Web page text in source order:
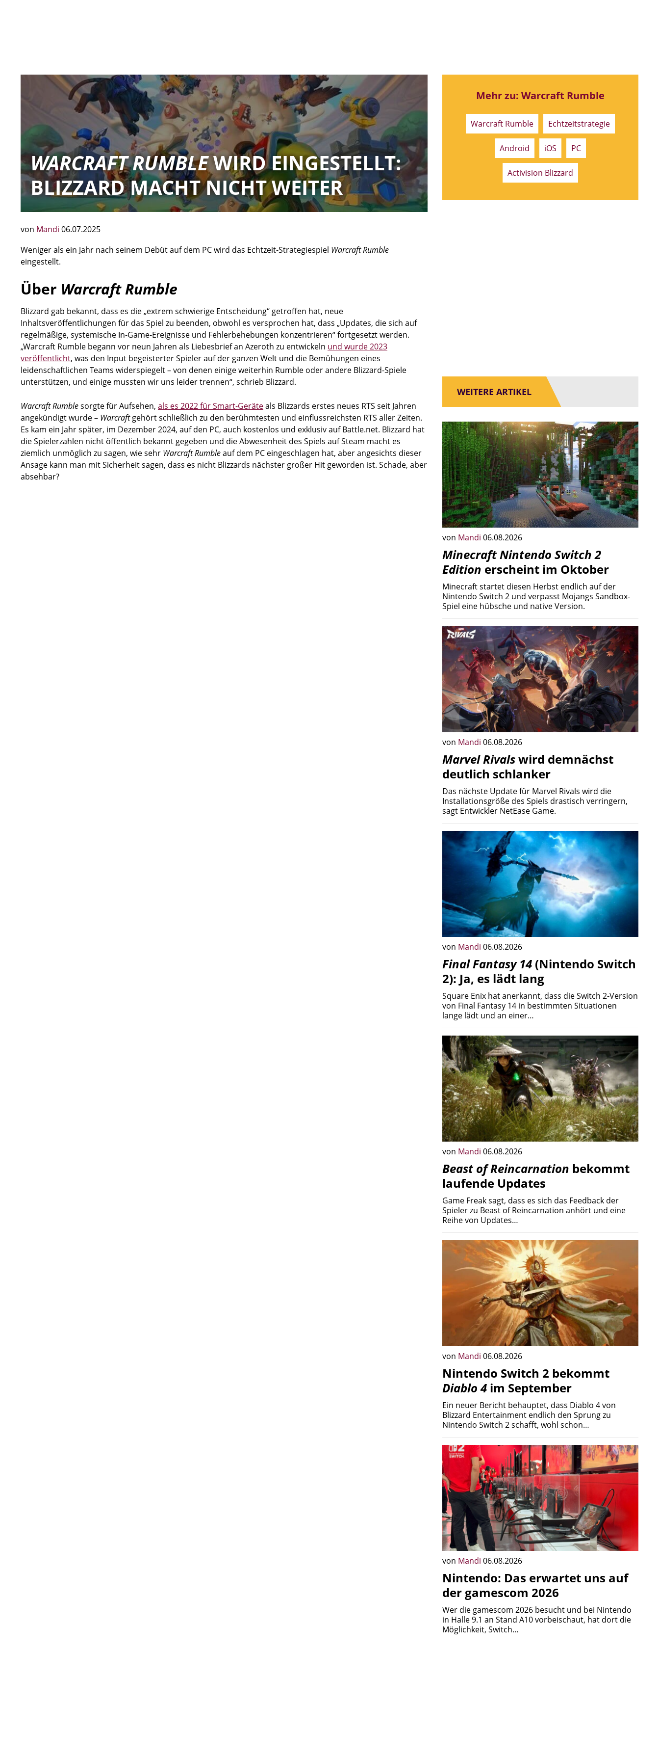
WARCRAFT RUMBLEWIRD EINGESTELLT:
BLIZZARD MACHT NICHT WEITER
von Mandi 06.07.2025
Weniger als ein Jahr nach seinem Debüt auf dem PC wird das Echtzeit-Strategiespiel Warcraft Rumble
eingestellt.
Über Warcraft Rumble
Blizzard gab bekannt, dass es die „extrem schwierige Entscheidung“ getroffen hat, neue
Inhaltsveröffentlichungen für das Spiel zu beenden, obwohl es versprochen hat, dass „Updates, die sich auf
regelmäßige, systemische In-Game-Ereignisse und Fehlerbehebungen konzentrieren“ fortgesetzt werden.
„Warcraft Rumble begann vor neun Jahren als Liebesbrief an Azeroth zu entwickeln und wurde 2023
veröffentlicht, was den Input begeisterter Spieler auf der ganzen Welt und die Bemühungen eines
leidenschaftlichen Teams widerspiegelt – von denen einige weiterhin Rumble oder andere Blizzard-Spiele
unterstützen, und einige mussten wir uns leider trennen“, schrieb Blizzard.
Warcraft Rumblesorgte für Aufsehen, als es 2022 für Smart-Geräteals Blizzards erstes neues RTS seit Jahren
angekündigt wurde – Warcraftgehört schließlich zu den berühmtesten und einflussreichsten RTS aller Zeiten.
Es kam ein Jahr später, im Dezember 2024, auf den PC, auch kostenlos und exklusiv auf Battle.net. Blizzard hat
die Spielerzahlen nicht öffentlich bekannt gegeben und die Abwesenheit des Spiels auf Steam macht es
ziemlich unmöglich zu sagen, wie sehr Warcraft Rumbleauf dem PC eingeschlagen hat, aber angesichts dieser
Ansage kann man mit Sicherheit sagen, dass es nicht Blizzards nächster großer Hit geworden ist. Schade, aber
absehbar?
Mehr zu: Warcraft Rumble
Warcraft Rumble Echtzeitstrategie
Android iOS PC
Activision Blizzard
WEITERE ARTIKEL
von Mandi 06.08.2026
Minecraft Nintendo Switch 2
Edition erscheint im Oktober
Minecraft startet diesen Herbst endlich auf der
Nintendo Switch 2 und verpasst Mojangs Sandbox-
Spiel eine hübsche und native Version.
von Mandi 06.08.2026
Marvel Rivalswird demnächst
deutlich schlanker
Das nächste Update für Marvel Rivals wird die
Installationsgröße des Spiels drastisch verringern,
sagt Entwickler NetEase Game.
von Mandi 06.08.2026
Final Fantasy 14 (Nintendo Switch
2): Ja, es lädt lang
Square Enix hat anerkannt, dass die Switch 2-Version
von Final Fantasy 14 in bestimmten Situationen
lange lädt und an einer…
von Mandi 06.08.2026
Beast of Reincarnation bekommt
laufende Updates
Game Freak sagt, dass es sich das Feedback der
Spieler zu Beast of Reincarnation anhört und eine
Reihe von Updates…
von Mandi 06.08.2026
Nintendo Switch 2 bekommt
Diablo 4 im September
Ein neuer Bericht behauptet, dass Diablo 4 von
Blizzard Entertainment endlich den Sprung zu
Nintendo Switch 2 schafft, wohl schon…
von Mandi 06.08.2026
Nintendo: Das erwartet uns auf
der gamescom 2026
Wer die gamescom 2026 besucht und bei Nintendo
in Halle 9.1 an Stand A10 vorbeischaut, hat dort die
Möglichkeit, Switch…